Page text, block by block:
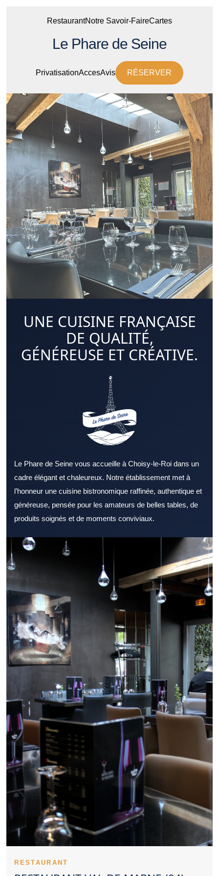
RestaurantNotre Savoir-FaireCartes
Le Phare de Seine
PrivatisationAccesAvis RÉSERVER
UNE CUISINE FRANÇAISE
DE QUALITÉ,
GÉNÉREUSE ET CRÉATIVE.
Le Phare de Seine vous accueille à Choisy-le-Roi dans un
cadre élégant et chaleureux. Notre établissement met à
l’honneur une cuisine bistronomique raffinée, authentique et
généreuse, pensée pour les amateurs de belles tables, de
produits soignés et de moments conviviaux.
Sélectionner un Restaurant Val de Marne sérieux aide à profiter
pleinement d’un bon repas. Un Restaurant Val de Marne peut
répondre à des attentes variées selon l’occasion. Le style d’un
Restaurant Val de Marne peut transformer un repas ordinaire en
belle sortie. Une sélection de plats cohérente valorise
efficacement un Restaurant Val de Marne. L’utilisation de
produits frais reste un repère fiable pour juger un Restaurant Val
de Marne. La disponibilité de l’équipe compte beaucoup dans un
Restaurant Val de Marne. La localisation d’un Restaurant Val de
Marne joue souvent sur la décision finale. Pour la pause
méridienne, un Restaurant Val de Marne dynamique attire
naturellement. Un Restaurant Val de Marne accueillant est idéal
pour un dîner détendu. Pour une rencontre professionnelle, un
Restaurant Val de Marne bien tenu reste approprié. La
perception du prix joue un rôle important dans le choix d’un
Restaurant Val de Marne. La personnalité culinaire d’un
Restaurant Val de Marne repose souvent sur ses spécialités. La
régularité des prestations valorise fortement un Restaurant Val
de Marne. Les notes et commentaires offrent un aperçu concret
d’un Restaurant Val de Marne. La cuisine d’un Restaurant Val de
Marne peut s’orienter vers la tradition ou l’innovation. Réserver
tôt un Restaurant Val de Marne aide à obtenir le créneau
souhaité. Les familles apprécient un Restaurant Val de Marne
pratique et agréable. Un Restaurant Val de Marne élégant
convient parfaitement aux repas à deux. Des plats soignés
valorisent immédiatement un Restaurant Val de Marne. La
propreté reste un critère incontournable dans un Restaurant Val
de Marne. Choisir un Restaurant Val de Marne revient souvent à
rechercher un équilibre complet.
Un Restaurant Val de Marne peut construire une solide
réputation avec le temps. Le ton donné par un Restaurant Val de
Marne s’installe dès le premier contact. L’implication de l’équipe
fait progresser la perception d’un Restaurant Val de Marne. La
maîtrise culinaire d’un Restaurant Val de Marne passe aussi par
donnent souvent le ton du repas. La réussite des plats
RESTAURANT